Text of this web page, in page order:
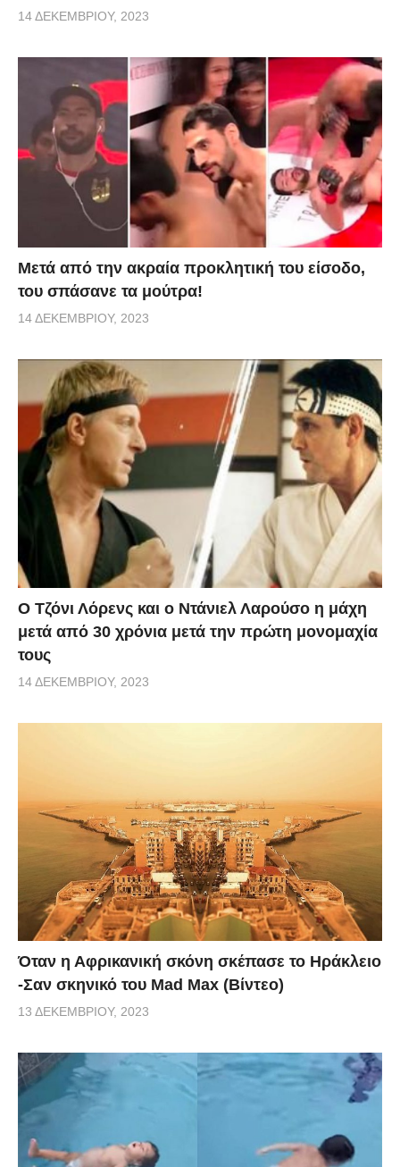
14 ΔΕΚΕΜΒΡΊΟΥ, 2023
Μετά από την ακραία προκλητική του είσοδο,
του σπάσανε τα μούτρα!
14 ΔΕΚΕΜΒΡΊΟΥ, 2023
Ο Τζόνι Λόρενς και ο Ντάνιελ Λαρούσο η μάχη
μετά από 30 χρόνια μετά την πρώτη μονομαχία
τους
14 ΔΕΚΕΜΒΡΊΟΥ, 2023
Όταν η Αφρικανική σκόνη σκέπασε το Ηράκλειο
-Σαν σκηνικό του Mad Max (Βίντεο)
13 ΔΕΚΕΜΒΡΊΟΥ, 2023